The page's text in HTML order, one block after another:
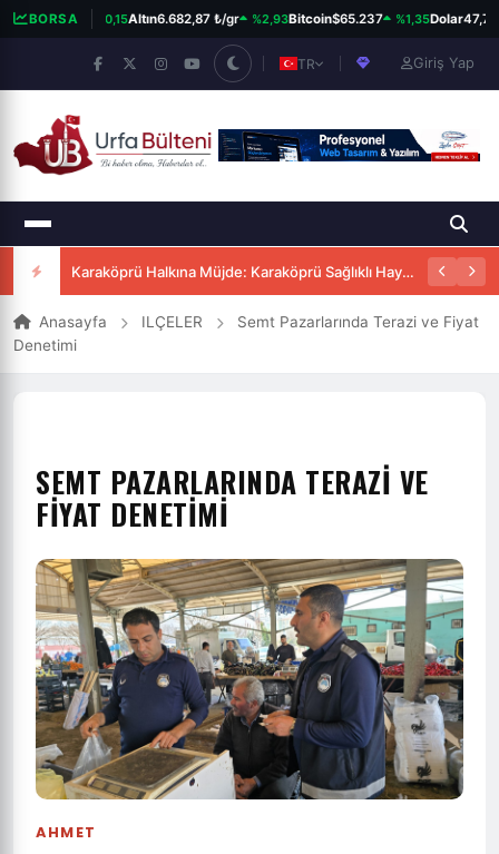
BORSA
13.819,81 %0,15Altın6.682,87 ₺/gr %2,93Bitcoin$65.237 %1,35Dolar47,71
TR Giriş Yap
Karaköprü Halkına Müjde: Karaköprü Sağlıklı Hayat Merkezi Hizmete Girdi
Anasayfa ILÇELER
Semt Pazarlarında Terazi ve Fiyat
Denetimi
AHMET
SEMT PAZARLARINDA TERAZI VE
FIYAT DENETIMI